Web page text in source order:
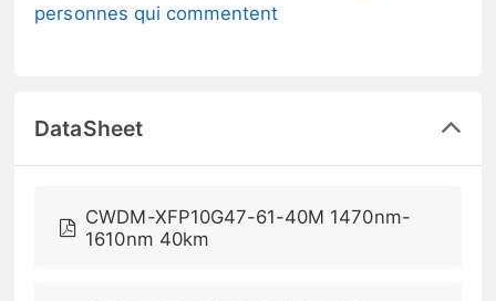
personnes qui commentent
DataSheet
CWDM-XFP10G47-61-40M 1470nm-
1610nm 40km